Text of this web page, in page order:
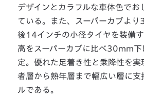
デザインとカラフルな車体色でお
ている。また、スーパーカブより
後14インチの小径タイヤを装備
高をスーパーカブに比べ30mm
定。優れた足着き性と乗降性を実
者層から熟年層まで幅広い層に支
ルである。